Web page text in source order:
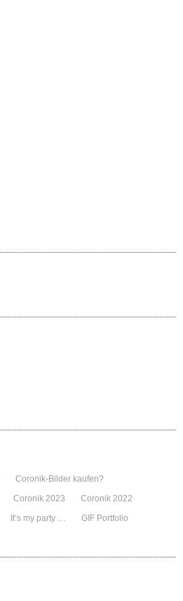
Coronik-Bilder kaufen?
Coronik 2023
Coronik 2022
It’s my party …
GIF Portfolio